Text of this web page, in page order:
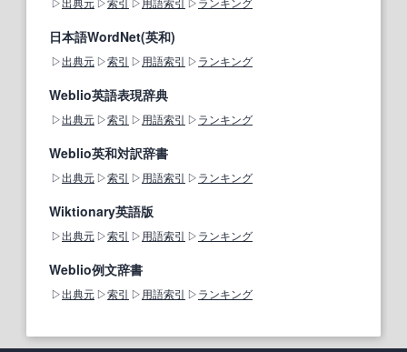
日本語WordNet(英和)
出典元 索引 用語索引 ランキング
Weblio英語表現辞典
出典元 索引 用語索引 ランキング
Weblio英和対訳辞書
出典元 索引 用語索引 ランキング
Wiktionary英語版
出典元 索引 用語索引 ランキング
Weblio例文辞書
出典元 索引 用語索引 ランキング